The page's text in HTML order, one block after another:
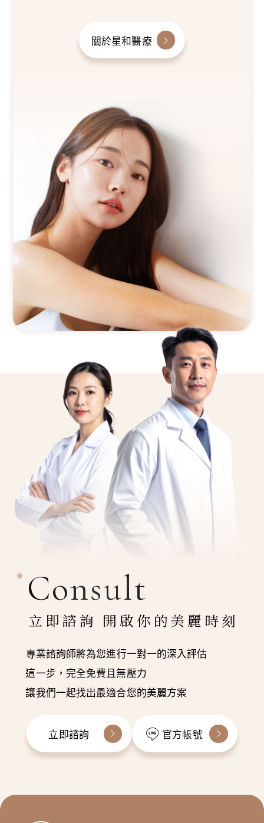
關於星和醫療
Consult
立即諮詢 開啟你的美麗時刻
專業諮詢師將為您進行一對一的深入評估
這一步，完全免費且無壓力
讓我們一起找出最適合您的美麗方案
立即諮詢 官方帳號